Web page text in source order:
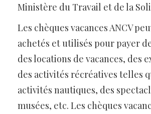
Ministère du Travail et de la
Les chèques vacances ANCV
achetés et utilisés pour payer
des locations de vacances, des
des activités récréatives telles
activités nautiques, des
musées, etc. Les chèques